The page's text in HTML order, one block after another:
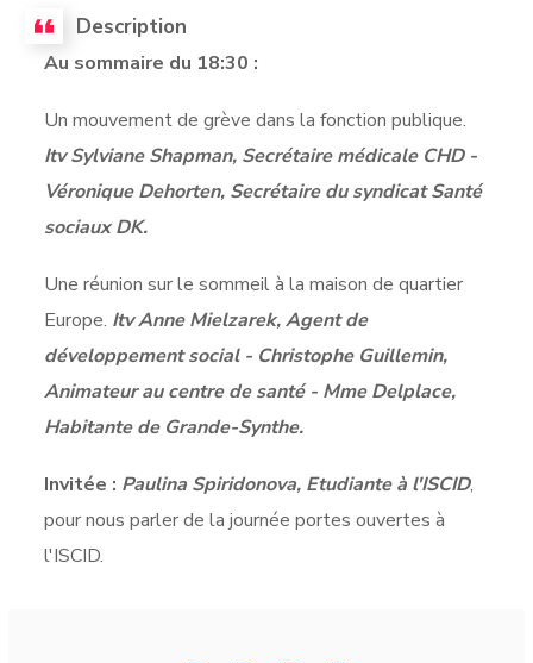
Description
Au sommaire du 18:30 :
Un mouvement de grève dans la fonction publique.
Itv Sylviane Shapman, Secrétaire médicale CHD -
Véronique Dehorten, Secrétaire du syndicat Santé
sociaux DK.
Une réunion sur le sommeil à la maison de quartier
Europe. Itv Anne Mielzarek, Agent de
développement social - Christophe Guillemin,
Animateur au centre de santé - Mme Delplace,
Habitante de Grande-Synthe.
Invitée : Paulina Spiridonova, Etudiante à l'ISCID,
pour nous parler de la journée portes ouvertes à
l'ISCID.